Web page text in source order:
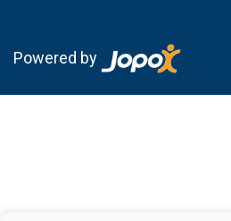
Powered by